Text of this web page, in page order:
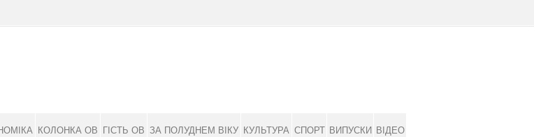
КОЛОНКА ОВ ГІСТЬ ОВ ЗА ПОЛУДНЕМ ВІКУ КУЛЬТУРА СПОРТ ВИПУСКИ ВІДЕО